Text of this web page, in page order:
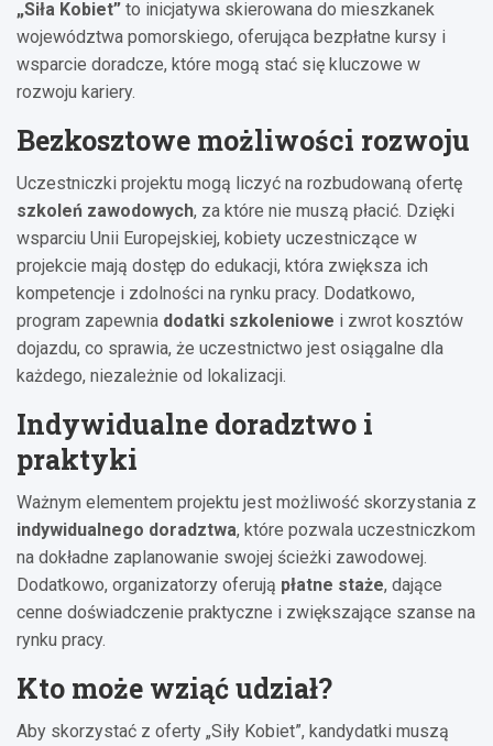
„Siła Kobiet” to inicjatywa skierowana do mieszkanek
województwa pomorskiego, oferująca bezpłatne kursy i
wsparcie doradcze, które mogą stać się kluczowe w
rozwoju kariery.
Bezkosztowe możliwości rozwoju
Uczestniczki projektu mogą liczyć na rozbudowaną ofertę
szkoleń zawodowych, za które nie muszą płacić. Dzięki
wsparciu Unii Europejskiej, kobiety uczestniczące w
projekcie mają dostęp do edukacji, która zwiększa ich
kompetencje i zdolności na rynku pracy. Dodatkowo,
program zapewnia dodatki szkoleniowe i zwrot kosztów
dojazdu, co sprawia, że uczestnictwo jest osiągalne dla
każdego, niezależnie od lokalizacji.
Indywidualne doradztwo i
praktyki
Ważnym elementem projektu jest możliwość skorzystania z
indywidualnego doradztwa, które pozwala uczestniczkom
na dokładne zaplanowanie swojej ścieżki zawodowej.
Dodatkowo, organizatorzy oferują płatne staże, dające
cenne doświadczenie praktyczne i zwiększające szanse na
rynku pracy.
Kto może wziąć udział?
Aby skorzystać z oferty „Siły Kobiet”, kandydatki muszą